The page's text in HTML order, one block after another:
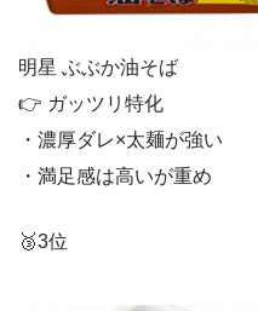
明星 ぶぶか油そば
👉 ガッツリ特化
・濃厚ダレ×太麺が強い
・満足感は高いが重め
🥉3位